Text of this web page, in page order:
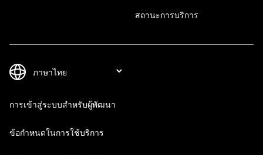
สถานะการบริการ
การเข้าสู่ระบบสำหรับผู้พัฒนา
ข้อกำหนดในการใช้บริการ